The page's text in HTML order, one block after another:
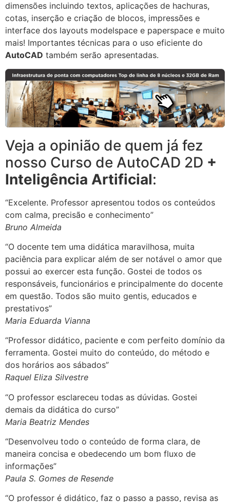
dimensões incluindo textos, aplicações de hachuras,
cotas, inserção e criação de blocos, impressões e
interface dos layouts modelspace e paperspace e muito
mais! Importantes técnicas para o uso eficiente do
AutoCAD também serão apresentadas.
Veja a opinião de quem já fez
nosso Curso de AutoCAD 2D +
Inteligência Artificial:
“Excelente. Professor apresentou todos os conteúdos
com calma, precisão e conhecimento”
Bruno Almeida
“O docente tem uma didática maravilhosa, muita
paciência para explicar além de ser notável o amor que
possui ao exercer esta função. Gostei de todos os
responsáveis, funcionários e principalmente do docente
em questão. Todos são muito gentis, educados e
prestativos”
Maria Eduarda Vianna
“Professor didático, paciente e com perfeito domínio da
ferramenta. Gostei muito do conteúdo, do método e
dos horários aos sábados”
Raquel Eliza Silvestre
“O professor esclareceu todas as dúvidas. Gostei
demais da didática do curso”
Maria Beatriz Mendes
“Desenvolveu todo o conteúdo de forma clara, de
maneira concisa e obedecendo um bom fluxo de
informações”
Paula S. Gomes de Resende
“O professor é didático, faz o passo a passo, revisa as